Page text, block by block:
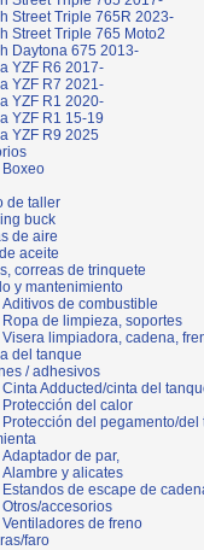
Street Triple 765R 2023-
Street Triple 765 Moto2
Daytona 675 2013-
YZF R6 2017-
YZF R7 2021-
YZF R1 2020-
YZF R1 15-19
YZF R9 2025
de taller
buck
de aire
aceite
correas de trinquete
y mantenimiento
Aditivos de combustible
Ropa de limpieza, soportes
Visera limpiadora, cadena,
del tanque
/ adhesivos
Cinta Adducted/cinta del
Protección del calor
Protección del pegamento/del
Adaptador de par,
Alambre y alicates
Estandos de escape de
Otros/accesorios
Ventiladores de freno
faro